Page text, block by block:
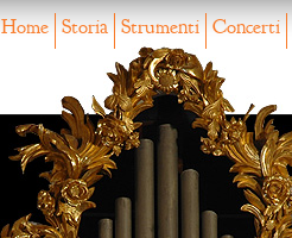
Home Storia Strumenti Concerti